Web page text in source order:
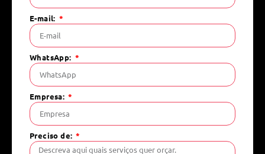
E-mail:
WhatsApp:
Empresa:
Preciso de: